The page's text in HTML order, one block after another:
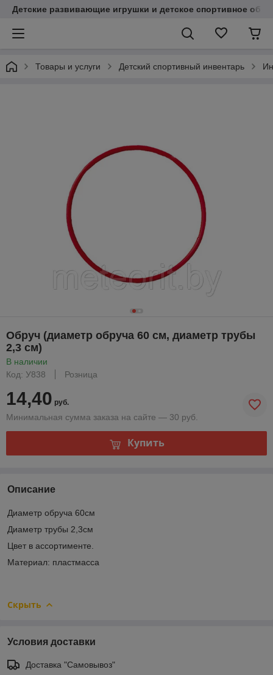
Детские развивающие игрушки и детское спортивное
Товары и услуги Детский спортивный инвентарь
Обруч (диаметр обруча 60 см, диаметр трубы
2,3 см)
В наличии
Код: У838
Розница
14,40 руб.
Минимальная сумма заказа на сайте — 30 руб.
Купить
Описание
Диаметр обруча 60см
Диаметр трубы 2,3см
Цвет в ассортименте.
Материал: пластмасса
Скрыть
Условия доставки
Доставка "Самовывоз"